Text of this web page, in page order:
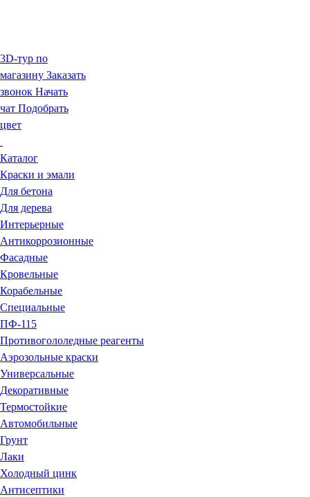
3D-тур по
магазину Заказать
звонок Начать
чат Подобрать
цвет
Каталог
Краски и эмали
Для бетона
Для дерева
Интерьерные
Антикоррозионные
Фасадные
Кровельные
Корабельные
Специальные
ПФ-115
Противогололедные реагенты
Аэрозольные краски
Универсальные
Декоративные
Термостойкие
Автомобильные
Грунт
Лаки
Холодный цинк
Антисептики